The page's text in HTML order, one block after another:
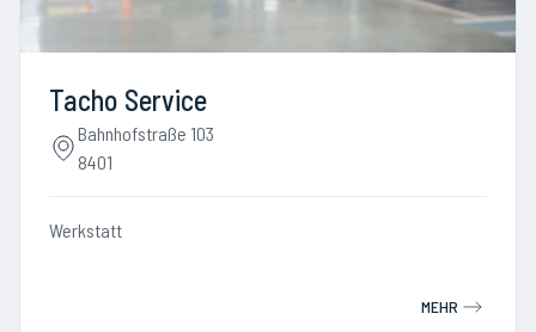
Tacho Service
Bahnhofstraße 103
8401
Werkstatt
MEHR